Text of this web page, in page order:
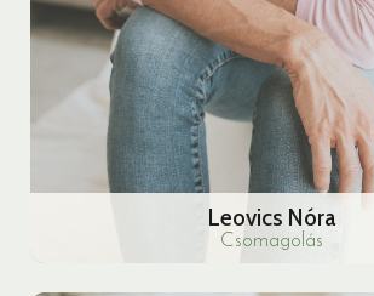
Leovics Nóra
Csomagolás